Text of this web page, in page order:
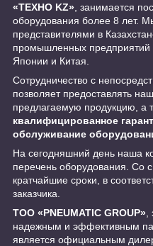
«ТЕХНО KZ» , занимается
оборудования более 8 лет.
представителями в
промышленных предприятий
Японии и Китая.
Сотрудничество с
позволяет предоставлять
предлагаемую продукцию, а
квалифицированное
обслуживание
На сегодняшний день наша
перечень оборудования. Со
кратчайшие сроки, в
заказчика.
ТОО «PNEUMATIC GROUP»
надежным и эффективным
является официальным